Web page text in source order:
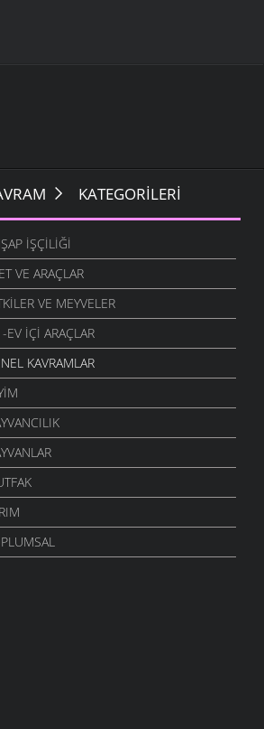
KATEGORILERI
İŞÇILIĞI
VE ARAÇLAR
VE MEYVELER
-EV İÇI ARAÇLAR
KAVRAMLAR